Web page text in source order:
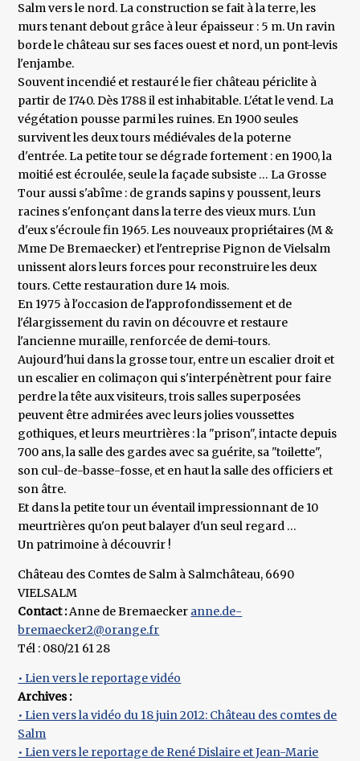
Salm vers le nord. La construction se fait à la terre, les
murs tenant debout grâce à leur épaisseur : 5 m. Un ravin
borde le château sur ses faces ouest et nord, un pont-levis
l'enjambe.
Souvent incendié et restauré le fier château périclite à
partir de 1740. Dès 1788 il est inhabitable. L'état le vend. La
végétation pousse parmi les ruines. En 1900 seules
survivent les deux tours médiévales de la poterne
d'entrée. La petite tour se dégrade fortement : en 1900, la
moitié est écroulée, seule la façade subsiste … La Grosse
Tour aussi s'abîme : de grands sapins y poussent, leurs
racines s'enfonçant dans la terre des vieux murs. L'un
d'eux s'écroule fin 1965. Les nouveaux propriétaires (M &
Mme De Bremaecker) et l'entreprise Pignon de Vielsalm
unissent alors leurs forces pour reconstruire les deux
tours. Cette restauration dure 14 mois.
En 1975 à l'occasion de l'approfondissement et de
l'élargissement du ravin on découvre et restaure
l'ancienne muraille, renforcée de demi-tours.
Aujourd'hui dans la grosse tour, entre un escalier droit et
un escalier en colimaçon qui s'interpénètrent pour faire
perdre la tête aux visiteurs, trois salles superposées
peuvent être admirées avec leurs jolies voussettes
gothiques, et leurs meurtrières : la "prison", intacte depuis
700 ans, la salle des gardes avec sa guérite, sa "toilette",
son cul-de-basse-fosse, et en haut la salle des officiers et
son âtre.
Et dans la petite tour un éventail impressionnant de 10
meurtrières qu'on peut balayer d'un seul regard …
Un patrimoine à découvrir !
Château des Comtes de Salm à Salmchâteau, 6690
VIELSALM
Contact :Anne de Bremaecker anne.de-
bremaecker2@orange.fr
Tél : 080/21 61 28
• Lien vers le reportage vidéo
Archives :
• Lien vers la vidéo du 18 juin 2012: Château des comtes de
Salm
• Lien vers le reportage de René Dislaire et Jean-Marie